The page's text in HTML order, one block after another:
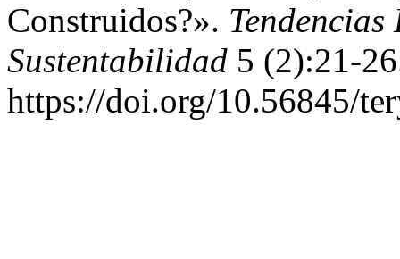
Construidos?». Tendencias
Sustentabilidad 5 (2):21-
https://doi.org/10.56845/